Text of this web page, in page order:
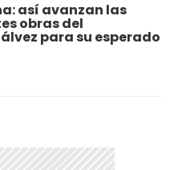
así avanzan las
obras del
para su esperado